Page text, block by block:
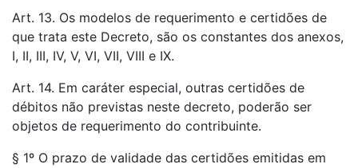
Art. 13. Os modelos de requerimento e certidões de
que trata este Decreto, são os constantes dos anexos,
I, II, III, IV, V, VI, VII, VIII e IX.
Art. 14. Em caráter especial, outras certidões de
débitos não previstas neste decreto, poderão ser
objetos de requerimento do contribuinte.
§ 1º O prazo de validade das certidões emitidas em